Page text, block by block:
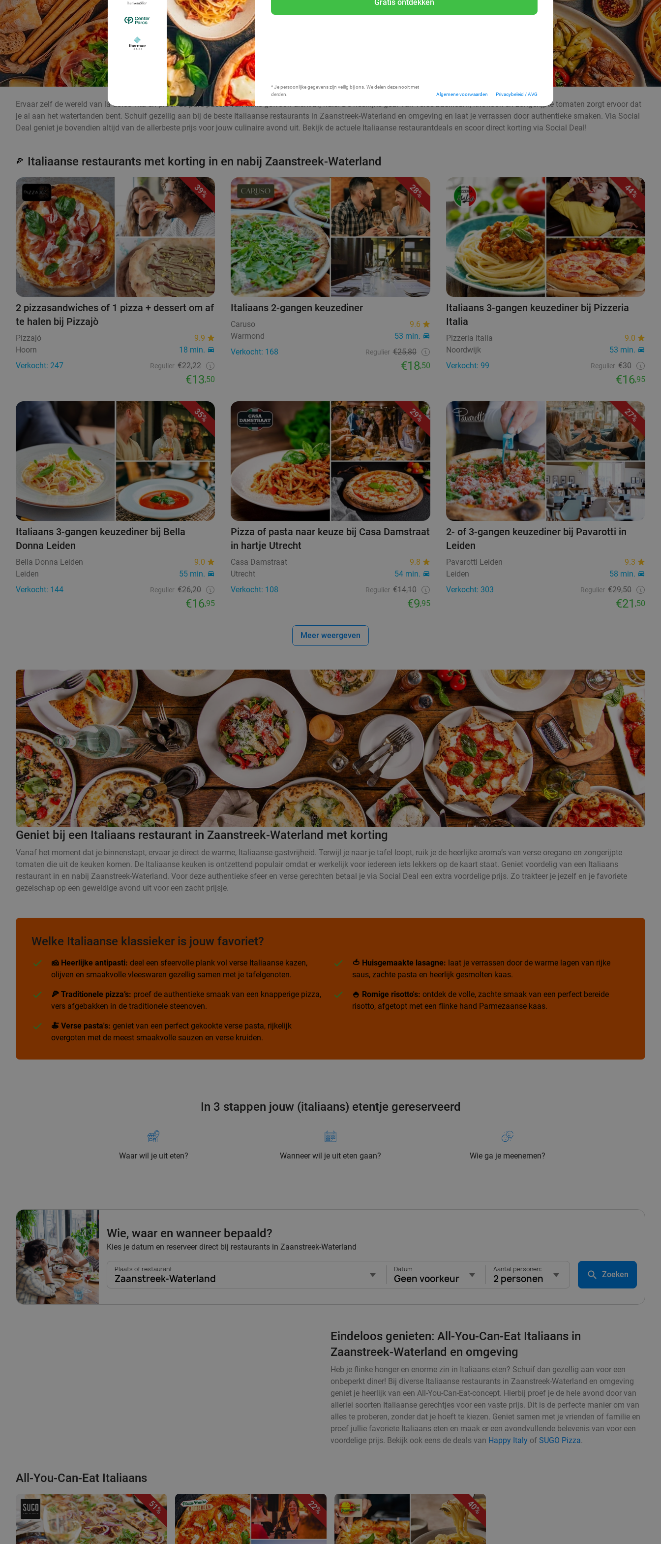
Gratis ontdekken
* Je persoonlijke gegevens zijn veilig bij ons. We delen deze nooit met
derden.
Algemene voorwaarden Privacybeleid / AVG
Ervaar zelf de wereld van la dolce vita en proef de pure passie van Italië gewoon dicht bij huis. De heerlijke geur van verse basilicum, knoflook en zongerijpte tomaten zorgt ervoor dat
je al aan het watertanden bent. Schuif gezellig aan bij de beste Italiaanse restaurants in Zaanstreek-Waterland en omgeving en laat je verrassen door authentieke smaken. Via Social
Deal geniet je bovendien altijd van de allerbeste prijs voor jouw culinaire avond uit. Bekijk de actuele Italiaanse restaurantdeals en scoor direct korting via Social Deal!
🍕 Italiaanse restaurants met korting in en nabij Zaanstreek-Waterland
39%
2 pizzasandwiches of 1 pizza + dessert om af
te halen bij Pizzajò
Pizzajó
9.9
Hoorn
18 min.
Verkocht: 247
Regulier €22,22
€13,50
28%
Italiaans 2-gangen keuzediner
Caruso
9.6
Warmond
53 min.
Verkocht: 168
Regulier €25,80
€18,50
44%
Italiaans 3-gangen keuzediner bij Pizzeria
Italia
Pizzeria Italia
9.0
Noordwijk
53 min.
Verkocht: 99
Regulier €30
€16,95
35%
Italiaans 3-gangen keuzediner bij Bella
Donna Leiden
Bella Donna Leiden
9.0
Leiden
55 min.
Verkocht: 144
Regulier €26,20
€16,95
29%
Pizza of pasta naar keuze bij Casa Damstraat
in hartje Utrecht
Casa Damstraat
9.8
Utrecht
54 min.
Verkocht: 108
Regulier €14,10
€9,95
27%
2- of 3-gangen keuzediner bij Pavarotti in
Leiden
Pavarotti Leiden
9.3
Leiden
58 min.
Verkocht: 303
Regulier €29,50
€21 ,50
Meer weergeven
Geniet bij een Italiaans restaurant in Zaanstreek-Waterland met korting
Vanaf het moment dat je binnenstapt, ervaar je direct de warme, Italiaanse gastvrijheid. Terwijl je naar je tafel loopt, ruik je de heerlijke aroma’s van verse oregano en zongerijpte
tomaten die uit de keuken komen. De Italiaanse keuken is ontzettend populair omdat er werkelijk voor iedereen iets lekkers op de kaart staat. Geniet voordelig van een Italiaans
restaurant in en nabij Zaanstreek-Waterland. Voor deze authentieke sfeer en verse gerechten betaal je via Social Deal een extra voordelige prijs. Zo trakteer je jezelf en je favoriete
gezelschap op een geweldige avond uit voor een zacht prijsje.
Welke Italiaanse klassieker is jouw favoriet?
🧀 Heerlijke antipasti: deel een sfeervolle plank vol verse Italiaanse kazen,
olijven en smaakvolle vleeswaren gezellig samen met je tafelgenoten.
🍕 Traditionele pizza’s: proef de authentieke smaak van een knapperige pizza,
vers afgebakken in de traditionele steenoven.
🍝 Verse pasta's: geniet van een perfect gekookte verse pasta, rijkelijk
overgoten met de meest smaakvolle sauzen en verse kruiden.
🍅 Huisgemaakte lasagne: laat je verrassen door de warme lagen van rijke
saus, zachte pasta en heerlijk gesmolten kaas.
🍚 Romige risotto's:ontdek de volle, zachte smaak van een perfect bereide
risotto, afgetopt met een flinke hand Parmezaanse kaas.
In 3 stappen jouw (italiaans) etentje gereserveerd
Waar wil je uit eten? Wanneer wil je uit eten gaan? Wie ga je meenemen?
Wie, waar en wanneer bepaald?
Kies je datum en reserveer direct bij restaurants in Zaanstreek-Waterland
Plaats of restaurant
Zaanstreek-Waterland
Datum
Geen voorkeur
Aantal personen:
2 personen Zoeken
Eindeloos genieten: All-You-Can-Eat Italiaans in
Zaanstreek-Waterland en omgeving
Heb je flinke honger en enorme zin in Italiaans eten? Schuif dan gezellig aan voor een
onbeperkt diner! Bij diverse Italiaanse restaurants in Zaanstreek-Waterland en omgeving
geniet je heerlijk van een All-You-Can-Eat-concept. Hierbij proef je de hele avond door van
allerlei soorten Italiaanse gerechtjes voor een vaste prijs. Dit is de perfecte manier om van
alles te proberen, zonder dat je hoeft te kiezen. Geniet samen met je vrienden of familie en
proef jullie favoriete Italiaans eten en maak er een avondvullende belevenis van voor een
voordelige prijs. Bekijk ook eens de deals van Happy Italy of SUGO Pizza.
All-You-Can-Eat Italiaans
51% 22% 40%